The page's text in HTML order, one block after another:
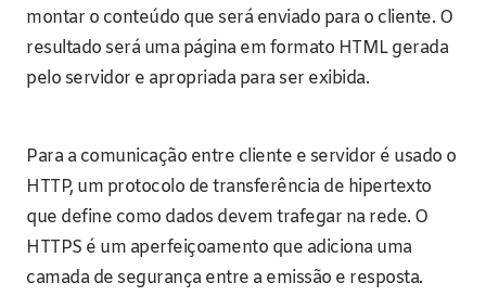
montar o conteúdo que será enviado para o cliente. O
resultado será uma página em formato HTML gerada
pelo servidor e apropriada para ser exibida.
Para a comunicação entre cliente e servidor é usado o
HTTP, um protocolo de transferência de hipertexto
que define como dados devem trafegar na rede. O
HTTPS é um aperfeiçoamento que adiciona uma
camada de segurança entre a emissão e resposta.